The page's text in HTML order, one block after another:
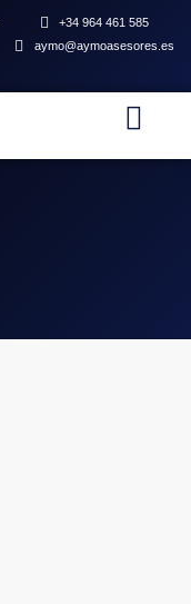
+34 964 461 585
aymo@aymoasesores.es